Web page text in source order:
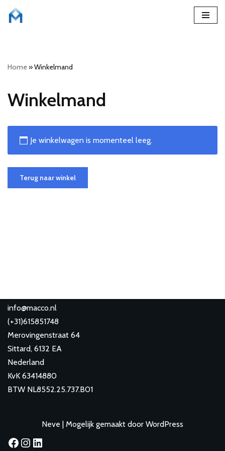
inhoud
Home»Winkelmand
Winkelmand
Je winkelwagen is momenteel leeg.
Terug naar winkel
info@macco.nl
(+31)615851748
Merovingenstraat 64
Sittard, 6132 EA
Nederland
KvK 63414880
BTW NL8552.25.737.B01
Neve | Mogelijk gemaakt door WordPress